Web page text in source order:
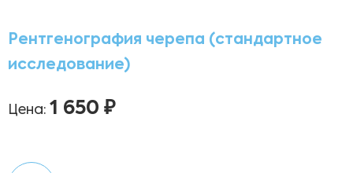
Рентгенография черепа (стандартное
исследование)
Цена: 1 650 ₽